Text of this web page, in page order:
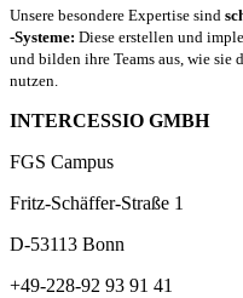
Unsere besondere Expertise sind
-Systeme: Diese erstellen und
und bilden ihre Teams aus, wie sie
nutzen.
INTERCESSIO GMBH
FGS Campus
Fritz-Schäffer-Straße 1
D-53113 Bonn
+49-228-92 93 91 41